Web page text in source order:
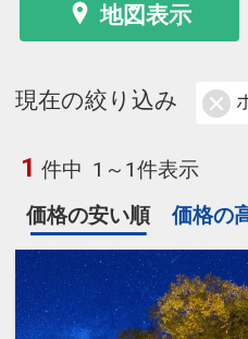
地図表示
現在の絞り込み
1 件中 1～1件表示
価格の安い順
価格の